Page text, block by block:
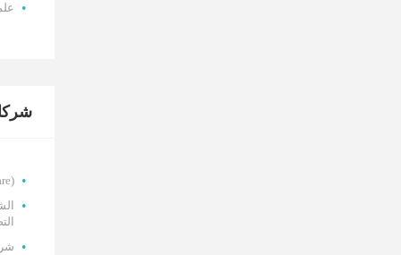
(Omni Care)